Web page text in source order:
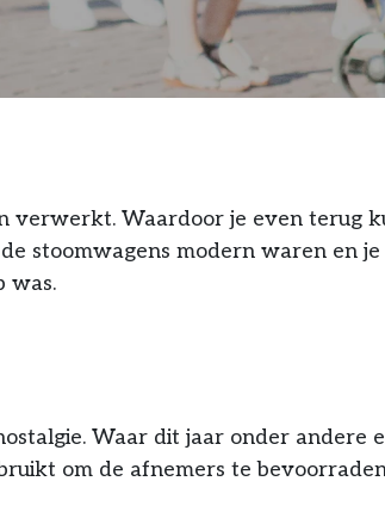
verwerkt. Waardoor je even terug
stoomwagens modern waren en
was.
Waar dit jaar onder andere
om de afnemers te